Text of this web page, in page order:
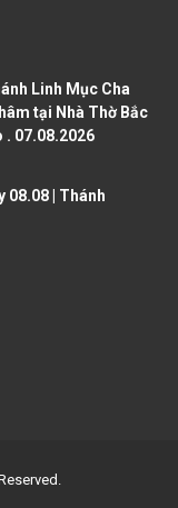
Linh Mục Cha
tại Nhà Thờ Bắc
. 07.08.2026
08.08 | Thánh